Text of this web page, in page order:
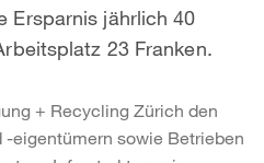
Ersparnis jährlich 40
23 Franken.
+ Recycling Zürich den
eigentümern sowie Betrieben